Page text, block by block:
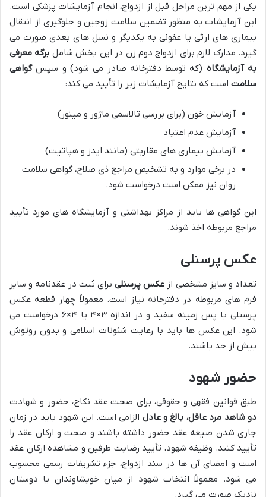
یکی از مهم ترین مراحل قبل از ازدواج، انجام آزمایشات پزشکی است.
این آزمایشات به منظور تضمین سلامت زوجین و جلوگیری از انتقال
بیماری های ارثی یا عفونی به یکدیگر و نسل های بعدی صورت می
گیرد. مدارک لازم برای ازدواج دوم زن در این بخش شامل برگه معرفی
به آزمایشگاه (که توسط دفترخانه صادر می شود) و سپسگواهی
سلامت است که نتایج آزمایشات زیر را تأیید می کند:
آزمایش خون (برای بررسی تالاسمی ماژور و مینور)
آزمایش عدم اعتیاد
آزمایش بیماری های مقاربتی (مانند ایدز و هپاتیت)
در برخی موارد و به تشخیص مراجع ذی صلاح، گواهی سلامت
روان نیز ممکن است درخواست شود.
این گواهی ها باید از مراکز بهداشتی و آزمایشگاه های مورد تأیید
مراجع مربوطه اخذ شوند.
عکس پرسنلی
تعداد و سایز مشخصی از عکس پرسنلی برای ثبت در عقدنامه و سایر
فرم های مربوطه در دفترخانه نیاز است. معمولاً چهار قطعه عکس
پرسنلی با پس زمینه سفید و در اندازه ۳×۴ یا ۴×۶ درخواست می
شود. این عکس ها باید با رعایت شئونات اسلامی و بدون روتوش
بیش از حد باشند.
حضور شهود
طبق قوانین فقهی و حقوقی، برای صحت عقد نکاح، حضور و شهادت
دو شاهد مرد عاقل، بالغ و عادل الزامی است. این شهود باید در زمان
جاری شدن صیغه عقد حضور داشته باشند و صحت و ارکان عقد را
تأیید کنند. وظیفه شهود، تأیید رضایت طرفین و مشاهده ارکان عقد
است و امضای آن ها در سند ازدواج، جزء تشریفات رسمی محسوب
می شود. معمولاً انتخاب شهود از میان خویشاوندان یا دوستان
نزدیک صورت می گیرد.